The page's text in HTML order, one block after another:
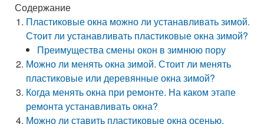
Содержание
Пластиковые окна можно ли устанавливать зимой.
Стоит ли устанавливать пластиковые окна зимой?
Преимущества смены окон в зимнюю пору
Можно ли менять окна зимой. Стоит ли менять
пластиковые или деревянные окна зимой?
Когда менять окна при ремонте. На каком этапе
ремонта устанавливать окна?
Можно ли ставить пластиковые окна осенью.